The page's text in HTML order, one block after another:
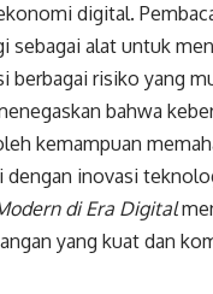
digital.
sebagai alat untuk
berbagai risiko yang
bahwa
kemampuan
dengan inovasi
di Era Digital
yang kuat dan